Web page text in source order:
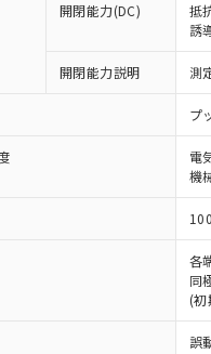
開閉能力(DC)
抵
誘
開閉能力説明 測
プ
電
機
各
同
(初
誤
下の条件をお読みいただき、
利用ください。
本サービスは、当社制御
商品の当社在庫状況および
(税抜)を提供させていた
当社制御機器事業取扱商
本サービスの対象外とな
ことをご了承ください。
在庫状況および標準価格
記載している更新日時点で
タに基づき作成されるも
応予定なし：EU RoHS指令
含有に非対応の商品で、対応
・確認中：EU RoHS指令
含有の対応状況を調査中また
です。
該当品：ライセンス料など無
物質有無と関係のない商品で
先様の事情により、非含有
たものが、含有品と判明した
を得ず変更することがありま
1000ppm以下、 水銀(Hg)
○」：最大均質材料含有率が
準値以下であることを示しま
」：最大均質材料含有率が
準値を超えていることを示し
－」：未確認です。当社販売
国RoHS10物質の基準値 (GB/T26572)
当社は、これら貴社製品
為替および外国貿易法に
（以下｢規制貨物等」とい
または国外への提供する
国政府の輸出許可(または